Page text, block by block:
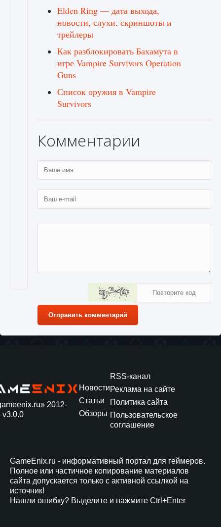
Elden Ring — дата выхода,
новости, слухи, скриншоты и
трейлеры
Как разблокировать Бахамута в
игре Vampire Survivors Operation
Guns
Список оружия в Vampire
Survivors
Комментарии
Отправить комментарий
2012-
v3.0.0
Новости
Статьи
Обзоры
RSS-канал
Реклама на сайте
Политика сайта
Пользовательское
соглашение
GameEnix.ru - информативный портал для геймеров.
Полное или частичное копирование материалов
сайта допускается только с активной ссылкой на
источник!
Нашли ошибку? Выделите и нажмите Ctrl+Enter